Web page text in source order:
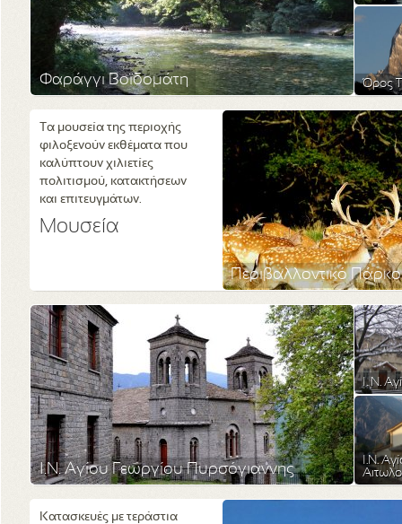
Φαράγγι Βοϊδομάτη Όρος
Περιβαλλοντικό
Τα μουσεία της περιοχής
φιλοξενούν εκθέματα που
καλύπτουν χιλιετίες
πολιτισμού, κατακτήσεων
και επιτευγμάτων.
Μουσεία
I.N. Αγίου Γεωργίου Πυρσόγιαννης
Ι. Ν.
Ι.N.
Κατασκευές με τεράστια